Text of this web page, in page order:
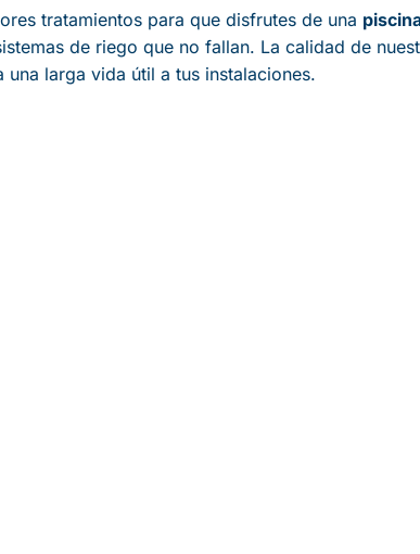
tratamientos para que disfrutes de una
de riego que no fallan. La calidad de
una larga vida útil a tus instalaciones.